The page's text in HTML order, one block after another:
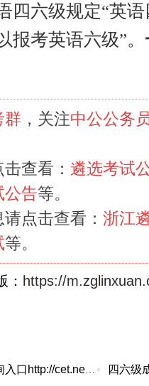
四六级规定“英
报考英语六级”。
群 ，关注中公公务
查看： 遴选考试
公告等。
点击查看： 浙江
等。
： https://
2026英语四六级成绩查询入口http://cet.neea.edu.cn/cet 四六级